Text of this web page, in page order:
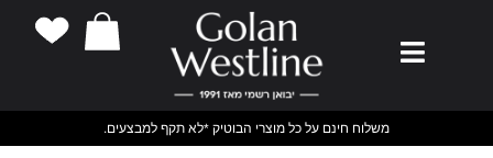
משלוח חינם על כל מוצרי הבוטיק *לא תקף למבצעים.